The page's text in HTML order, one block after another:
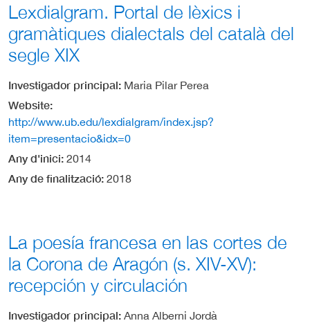
Lexdialgram. Portal de lèxics i
gramàtiques dialectals del català del
segle XIX
Investigador principal Maria Pilar Perea
Website
http://www.ub.edu/lexdialgram/index.jsp?
item=presentacio&idx=0
Any d'inici 2014
Any de finalització 2018
La poesía francesa en las cortes de
la Corona de Aragón (s. XIV-XV):
recepción y circulación
Investigador principal Anna Alberni Jordà